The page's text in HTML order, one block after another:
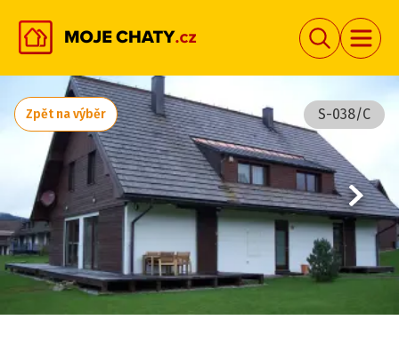
Zpět na výběr S-038/C